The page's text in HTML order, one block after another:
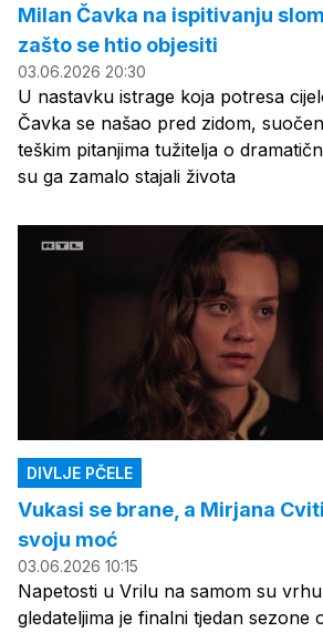
Milan Čavka na ispitivanju
zašto se htio objesiti
03.06.2026 20:30
U nastavku istrage koja potresa
Čavka se našao pred zidom,
teškim pitanjima tužitelja o
su ga zamalo stajali života
DIVLJE PČELE
Vukasi se brane, a Mirjana
svoju moć
03.06.2026 10:15
Napetosti u Vrilu na samom su
gledateljima je finalni tjedan sezone